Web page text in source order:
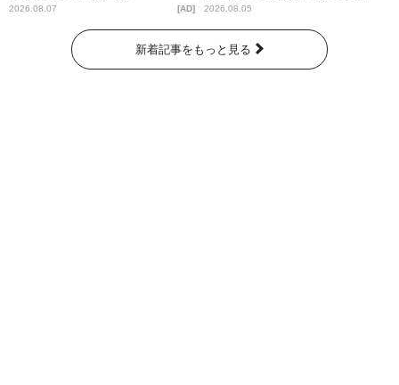
2026.08.07 AD
ッズ発売
2026.08.05
新着記事をもっと見る